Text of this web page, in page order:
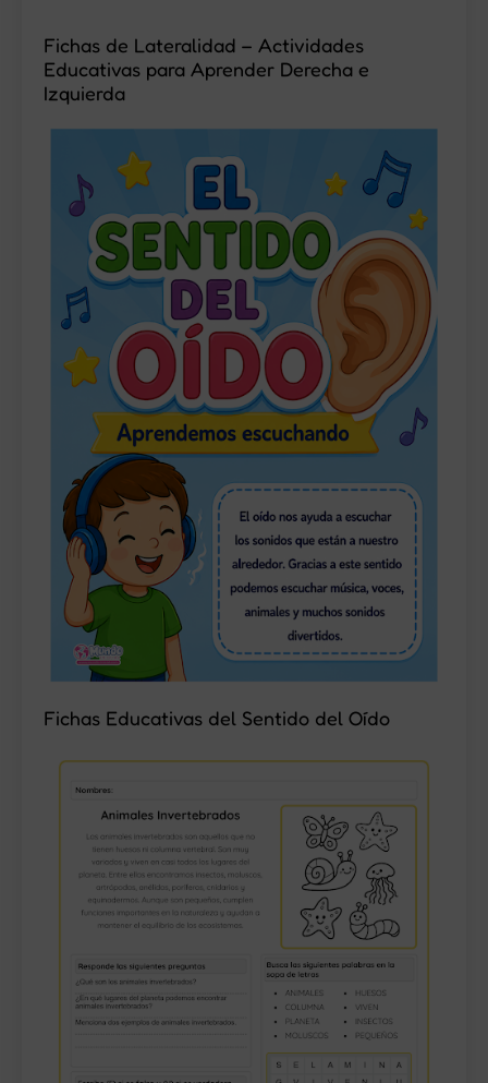
Fichas de Lateralidad – Actividades
Educativas para Aprender Derecha e
Izquierda
Fichas Educativas del Sentido del Oído